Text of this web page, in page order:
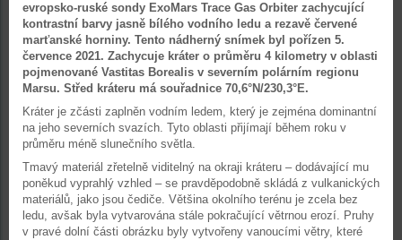
evropsko-ruské sondy ExoMars Trace Gas Orbiter zachycující
kontrastní barvy jasně bílého vodního ledu a rezavě červené
marťanské horniny. Tento nádherný snímek byl pořízen 5.
července 2021. Zachycuje kráter o průměru 4 kilometry v oblasti
pojmenované Vastitas Borealis v severním polárním regionu
Marsu. Střed kráteru má souřadnice 70,6°N/230,3°E.
Kráter je zčásti zaplněn vodním ledem, který je zejména dominantní
na jeho severních svazích. Tyto oblasti přijímají během roku v
průměru méně slunečního světla.
Tmavý materiál zřetelně viditelný na okraji kráteru – dodávající mu
poněkud vyprahlý vzhled – se pravděpodobně skládá z vulkanických
materiálů, jako jsou čediče. Většina okolního terénu je zcela bez
ledu, avšak byla vytvarována stále pokračující větrnou erozí. Pruhy
v pravé dolní části obrázku byly vytvořeny vanoucími větry, které